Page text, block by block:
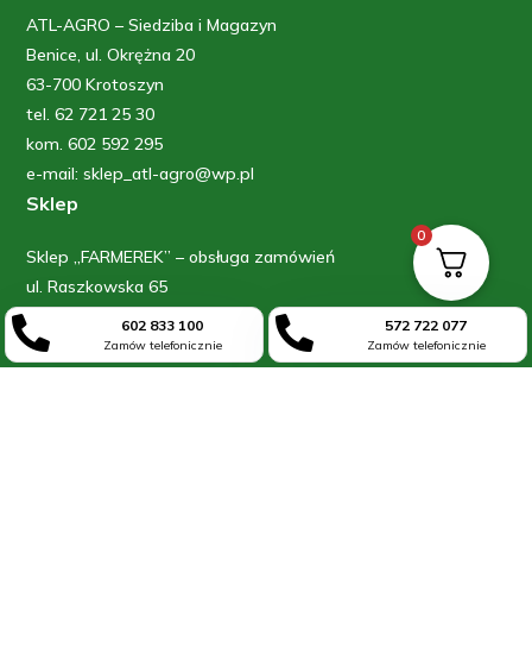
ATL-AGRO – Siedziba i Magazyn
Benice, ul. Okrężna 20
63-700 Krotoszyn
tel. 62 721 25 30
kom. 602 592 295
e-mail: sklep_atl-agro@wp.pl
Sklep
Sklep „FARMEREK” – obsługa zamówień
ul. Raszkowska 65
kom: 602 833 100
 602 833 100
Zamów telefonicznie  572 722 077
Zamów telefonicznie
0